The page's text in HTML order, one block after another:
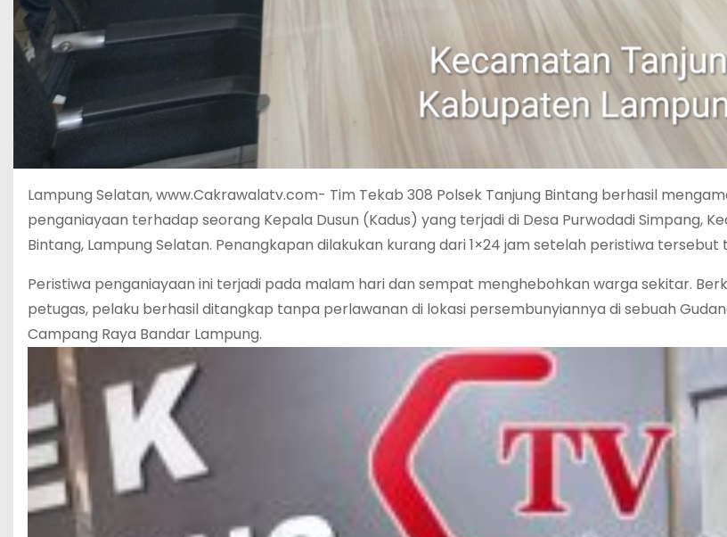
Lampung Selatan, www.Cakrawalatv.com- Tim Tekab 308 Polsek Tanjung Bintang berhasil
penganiayaan terhadap seorang Kepala Dusun (Kadus) yang terjadi di Desa Purwodadi Simpang,
Bintang, Lampung Selatan. Penangkapan dilakukan kurang dari 1×24 jam setelah peristiwa tersebut
Peristiwa penganiayaan ini terjadi pada malam hari dan sempat menghebohkan warga sekitar.
petugas, pelaku berhasil ditangkap tanpa perlawanan di lokasi persembunyiannya di sebuah
Campang Raya Bandar Lampung.